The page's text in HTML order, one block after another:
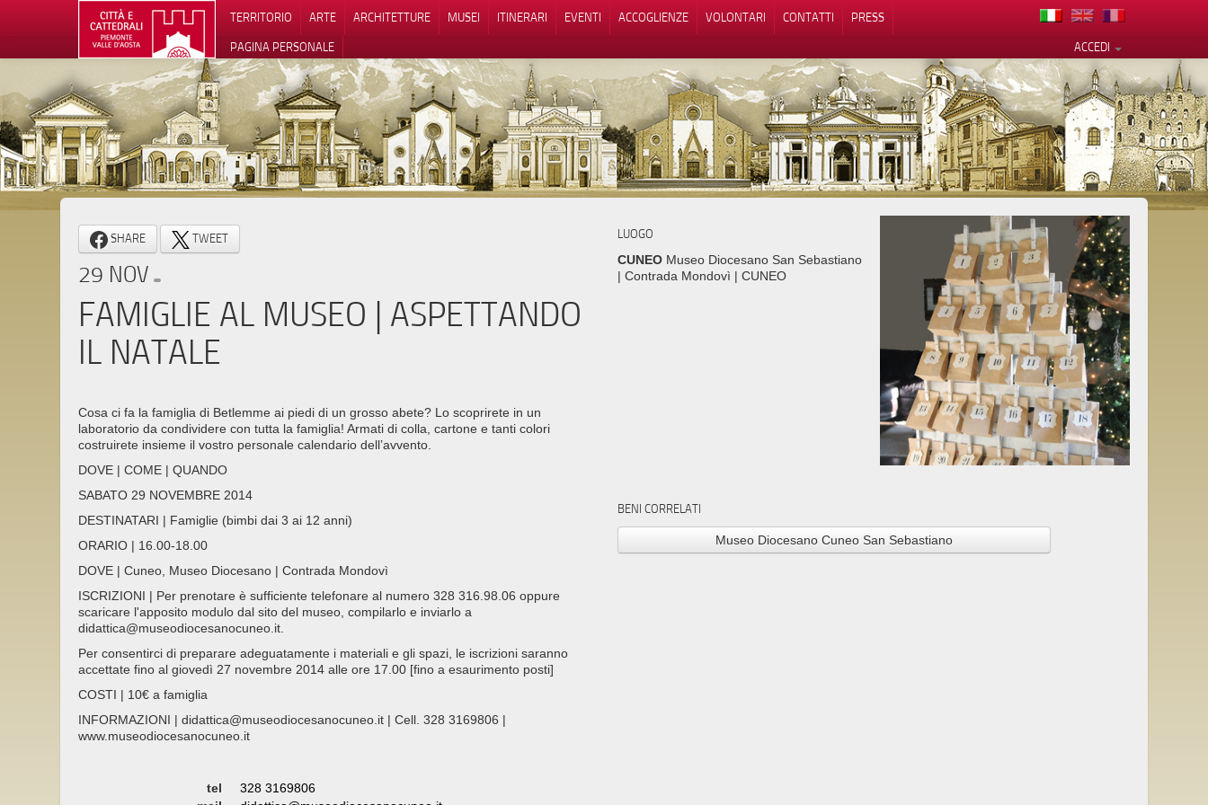
TERRITORIO ARTE ARCHITETTURE MUSEI ITINERARI EVENTI ACCOGLIENZE VOLONTARI CONTATTI
PRESS
ACCEDI
PAGINA PERSONALE
SHARE TWEET
29 NOV
FAMIGLIE AL MUSEO | ASPETTANDO
IL NATALE
Cosa ci fa la famiglia di Betlemme ai piedi di un grosso abete? Lo scoprirete in un
laboratorio da condividere con tutta la famiglia! Armati di colla, cartone e tanti colori
costruirete insieme il vostro personale calendario dell’avvento.
DOVE | COME | QUANDO
SABATO 29 NOVEMBRE 2014
DESTINATARI | Famiglie (bimbi dai 3 ai 12 anni)
ORARIO | 16.00-18.00
DOVE | Cuneo, Museo Diocesano | Contrada Mondovì
ISCRIZIONI | Per prenotare è sufficiente telefonare al numero 328 316.98.06 oppure
scaricare l'apposito modulo dal sito del museo, compilarlo e inviarlo a
didattica@museodiocesanocuneo.it.
Per consentirci di preparare adeguatamente i materiali e gli spazi, le iscrizioni saranno
accettate fino al giovedì 27 novembre 2014 alle ore 17.00 [fino a esaurimento posti]
COSTI | 10€ a famiglia
INFORMAZIONI | didattica@museodiocesanocuneo.it | Cell. 328 3169806 |
www.museodiocesanocuneo.it
tel
328 3169806
LUOGO
CUNEOMuseo Diocesano San Sebastiano
| Contrada Mondovì | CUNEO
BENI CORRELATI
Museo Diocesano Cuneo San Sebastiano
Le tue preferenze relative alla privacy